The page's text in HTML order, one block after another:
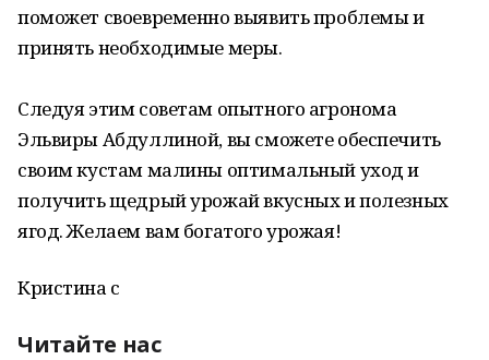
поможет своевременно выявить проблемы и
принять необходимые меры.
Следуя этим советам опытного агронома
Эльвиры Абдуллиной, вы сможете обеспечить
своим кустам малины оптимальный уход и
получить щедрый урожай вкусных и полезных
ягод. Желаем вам богатого урожая!
Кристина с
Читайте нас